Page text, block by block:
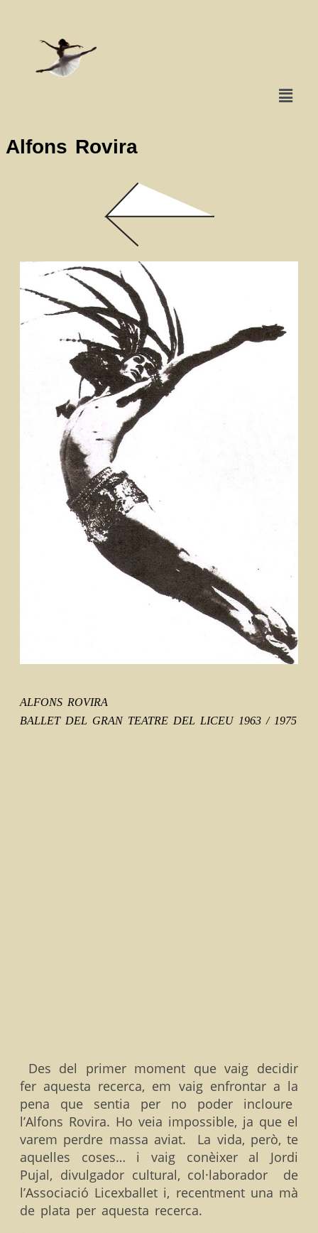
Alfons Rovira
ALFONS ROVIRA
BALLET DEL GRAN TEATRE DEL LICEU 1963 / 1975
Des del primer moment que vaig decidir
fer aquesta recerca, em vaig enfrontar a la
pena que sentia per no poder incloure
l’Alfons Rovira. Ho veia impossible, ja que el
varem perdre massa aviat. La vida, però, te
aquelles coses… i vaig conèixer al Jordi
Pujal, divulgador cultural, col·laborador de
l’Associació Licexballet i, recentment una mà
de plata per aquesta recerca.